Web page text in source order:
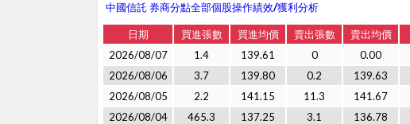
中國信託 券商分點全部個股操作績效/獲利分析
日期 買進張數 買進均價 賣出張數 賣出均價
2026/08/07
1.4 139.61 0 0.00
2026/08/06
3.7 139.80 0.2 139.63
2026/08/05
2.2 141.15 11.3 141.67
2026/08/04
465.3 137.25 3.1 136.78